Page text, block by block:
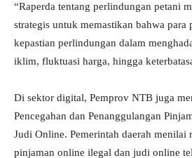
“Raperda tentang perlindungan petani
strategis untuk memastikan bahwa para
kepastian perlindungan dalam
iklim, fluktuasi harga, hingga
Di sektor digital, Pemprov NTB juga
Pencegahan dan Penanggulangan
Judi Online. Pemerintah daerah menilai
pinjaman online ilegal dan judi online